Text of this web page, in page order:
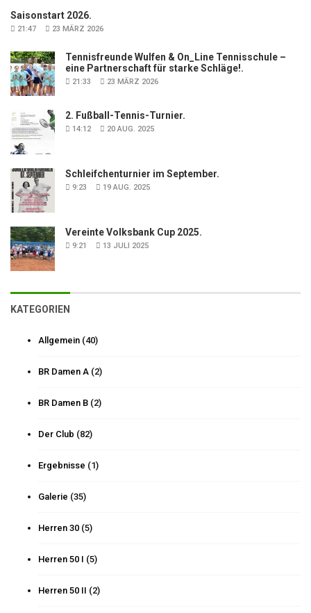
Saisonstart 2026.
21:47 23 MÄRZ 2026
Tennisfreunde Wulfen & On_Line Tennisschule –
eine Partnerschaft für starke Schläge!.
21:33 23 MÄRZ 2026
2. Fußball-Tennis-Turnier.
14:12 20 AUG. 2025
Schleifchenturnier im September.
9:23 19 AUG. 2025
Vereinte Volksbank Cup 2025.
9:21 13 JULI 2025
KATEGORIEN
Allgemein (40)
BR Damen A (2)
BR Damen B (2)
Der Club (82)
Ergebnisse (1)
Galerie (35)
Herren 30 (5)
Herren 50 I (5)
Herren 50 II (2)